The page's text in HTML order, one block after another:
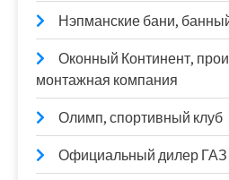
Нэпманские бани,
Оконный Континент,
монтажная компания
Олимп, спортивный клуб
Официальный дилер ГАЗ